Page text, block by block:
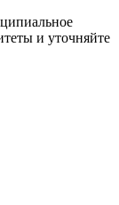
и уточняйте